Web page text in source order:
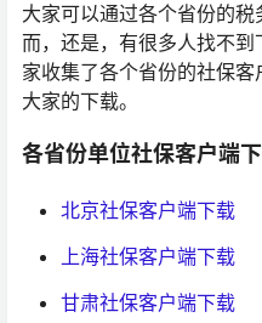
大家可以通过各个省份的
而，还是，有很多人找不
家收集了各个省份的社保
大家的下载。
各省份单位社保客户端
北京社保客户端下载
上海社保客户端下载
甘肃社保客户端下载